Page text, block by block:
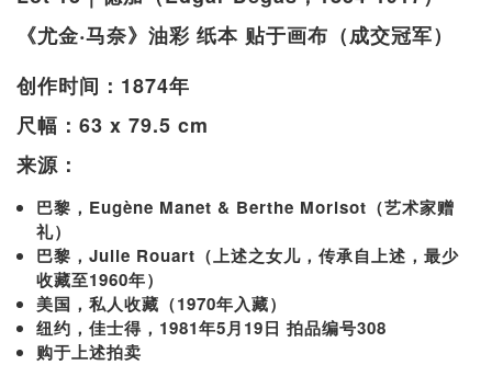
《尤金‧马奈》油彩 纸本 贴于画布（成交冠军）
创作时间：1874年
尺幅：63 x 79.5 cm
来源：
巴黎，Eugène Manet & Berthe Morisot（艺术家赠
礼）
巴黎，Julie Rouart（上述之女儿，传承自上述，最少
收藏至1960年）
美国，私人收藏（1970年入藏）
纽约，佳士得，1981年5月19日 拍品编号308
购于上述拍卖